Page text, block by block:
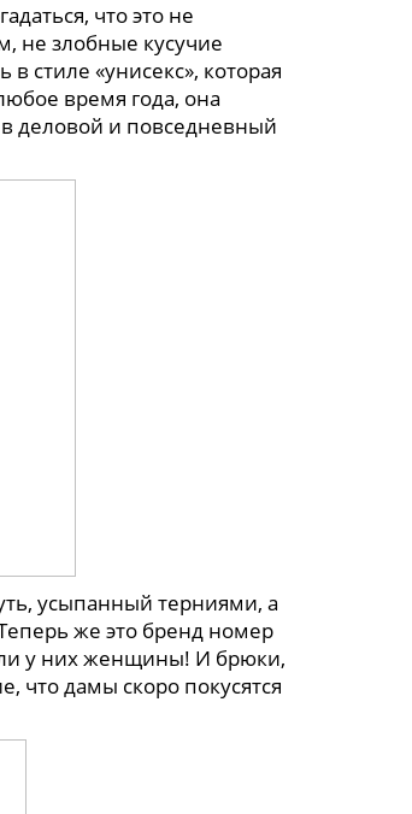
что это не
не злобные кусучие
стиле «унисекс», которая
время года, она
деловой и повседневный
усыпанный терниями, а
же это бренд номер
у них женщины! И брюки,
что дамы скоро покусятся